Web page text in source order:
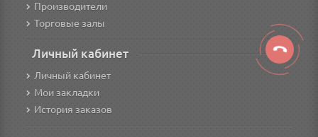
Производители
Торговые залы
Личный кабинет
Личный кабинет
Мои закладки
История заказов